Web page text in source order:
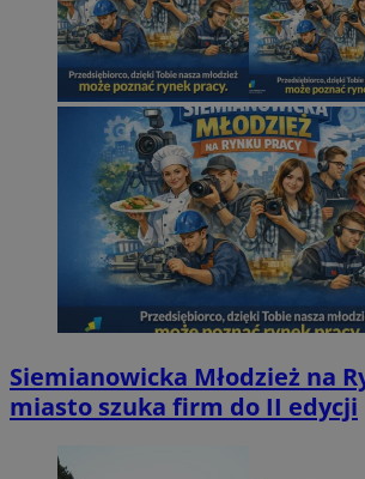
Siemianowicka Młodzież na
miasto szuka firm do II edycji